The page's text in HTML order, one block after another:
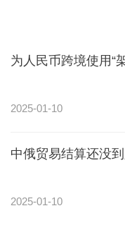
为人民币跨境使用“
2025-01-10
中俄贸易结算还没
2025-01-10